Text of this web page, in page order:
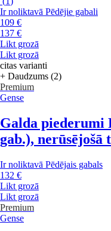
Ir noliktavā Pēdējie gabali
109 €
137 €
Likt grozā
Likt grozā
citas varianti
+ Daudzums (2)
Premium
Gense
Galda piederumi
gab.), nerūsējošā
Ir noliktavā Pēdējais gabals
132 €
Likt grozā
Likt grozā
Premium
Gense